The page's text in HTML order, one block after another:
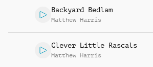
Backyard Bedlam
Matthew Harris
Clever Little Rascals
Matthew Harris